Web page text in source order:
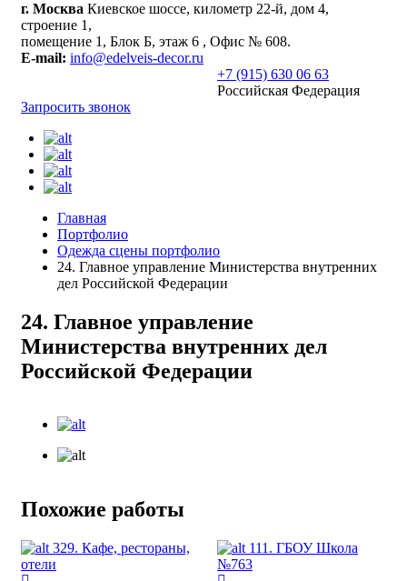
г. Москва Киевское шоссе, километр 22-й, дом 4,
строение 1,
помещение 1, Блок Б, этаж 6 , Офис № 608.
E-mail: info@edelveis-decor.ru
+7 (915) 630 06 63
Российская Федерация
Запросить звонок
Главная
Портфолио
Одежда сцены портфолио
24. Главное управление Министерства внутренних
дел Российской Федерации
24. Главное управление
Министерства внутренних дел
Российской Федерации
Похожие работы
329. Кафе, рестораны,
отели
111. ГБОУ Школа
№763